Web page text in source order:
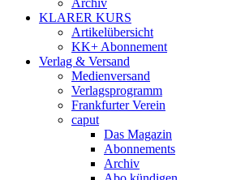
Archiv
KLARER KURS
Artikelübersicht
KK+ Abonnement
Verlag & Versand
Medienversand
Verlagsprogramm
Frankfurter Verein
caput
Das Magazin
Abonnements
Archiv